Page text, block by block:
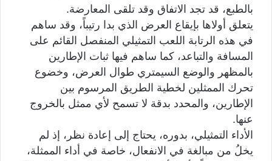
بالطبع، قد تجد الاتفاق وقد تلقى المعارضة.
يتعلق أولاها بإيقاع العرض الذي بدا رتيباً، وقد ساهم
في هذه الرتابة اللعب التمثيلي المنفصل القائم على
المسافة والتباعد، كما ساهم فيها ثبات الإطارين
بالمظهر والوضع السيمتري طوال العرض، وخضوع
تحرك الممثلين لخطية الطريق المرسوم بين
الإطارين، والمحدد بدقة لا تسمح لأي ممثل بالخروج
عنها.
الأداء التمثيلي، بدوره، يحتاج إلى إعادة نظر، إذ لم
يخلُ من مبالغة في الانفعال، خاصة في أداء الممثلة،